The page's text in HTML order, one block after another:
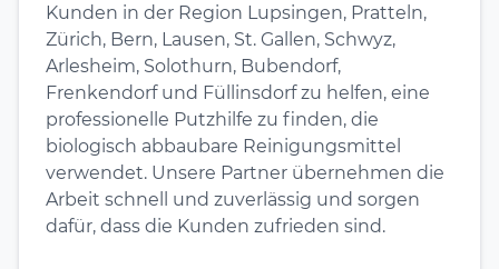
Kunden in der Region Lupsingen, Pratteln,
Zürich, Bern, Lausen, St. Gallen, Schwyz,
Arlesheim, Solothurn, Bubendorf,
Frenkendorf und Füllinsdorf zu helfen, eine
professionelle Putzhilfe zu finden, die
biologisch abbaubare Reinigungsmittel
verwendet. Unsere Partner übernehmen die
Arbeit schnell und zuverlässig und sorgen
dafür, dass die Kunden zufrieden sind.